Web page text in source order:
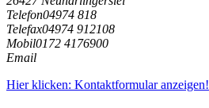
Telefon04974 818
Telefax04974 912108
Mobil0172 4176900
Email
Hier klicken: Kontaktformular anzeigen!